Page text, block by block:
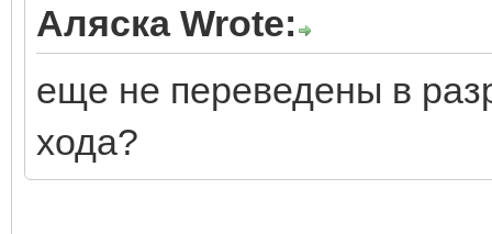
Аляска Wrote:
еще не переведены в
хода?